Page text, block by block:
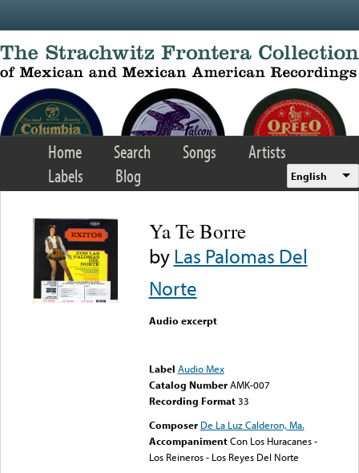
Home Search Songs
Artists
Labels
Blog English
Ya Te Borre
byLas Palomas Del
Norte
Audio excerpt
Label Audio Mex
Catalog Number AMK-007
Recording Format33
Composer De La Luz Calderon, Ma.
Accompaniment Con Los Huracanes -
Los Reineros - Los Reyes Del Norte